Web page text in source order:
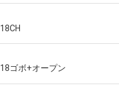
18CH
18ゴボ+オープン